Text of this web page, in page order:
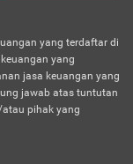
yang terdaftar di
yang
jasa keuangan yang
jawab atas tuntutan
pihak yang